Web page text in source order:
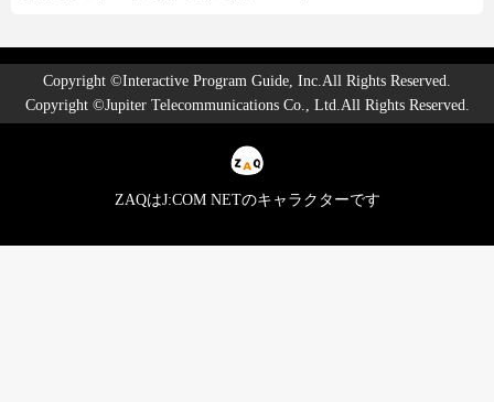
Copyright ©Interactive Program Guide, Inc.All Rights Reserved.
Copyright ©Jupiter Telecommunications Co., Ltd.All Rights Reserved.
ZAQはJ:COM NETのキャラクターです